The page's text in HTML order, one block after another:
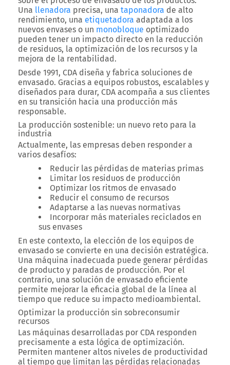
Una llenadora precisa, una taponadora de alto
rendimiento, una etiquetadora adaptada a los
nuevos envases o un monobloque optimizado
pueden tener un impacto directo en la reducción
de residuos, la optimización de los recursos y la
mejora de la rentabilidad.
Desde 1991, CDA diseña y fabrica soluciones de
envasado. Gracias a equipos robustos, escalables y
diseñados para durar, CDA acompaña a sus clientes
en su transición hacia una producción más
responsable.
La producción sostenible: un nuevo reto para la
industria
Actualmente, las empresas deben responder a
varios desafíos:
Reducir las pérdidas de materias primas
Limitar los residuos de producción
Optimizar los ritmos de envasado
Reducir el consumo de recursos
Adaptarse a las nuevas normativas
Incorporar más materiales reciclados en
sus envases
En este contexto, la elección de los equipos de
envasado se convierte en una decisión estratégica.
Una máquina inadecuada puede generar pérdidas
de producto y paradas de producción. Por el
contrario, una solución de envasado eficiente
permite mejorar la eficacia global de la línea al
tiempo que reduce su impacto medioambiental.
Optimizar la producción sin sobreconsumir
recursos
Las máquinas desarrolladas por CDA responden
precisamente a esta lógica de optimización.
Permiten mantener altos niveles de productividad
al tiempo que limitan las pérdidas relacionadas